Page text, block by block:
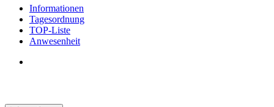
Informationen
Tagesordnung
TOP-Liste
Anwesenheit